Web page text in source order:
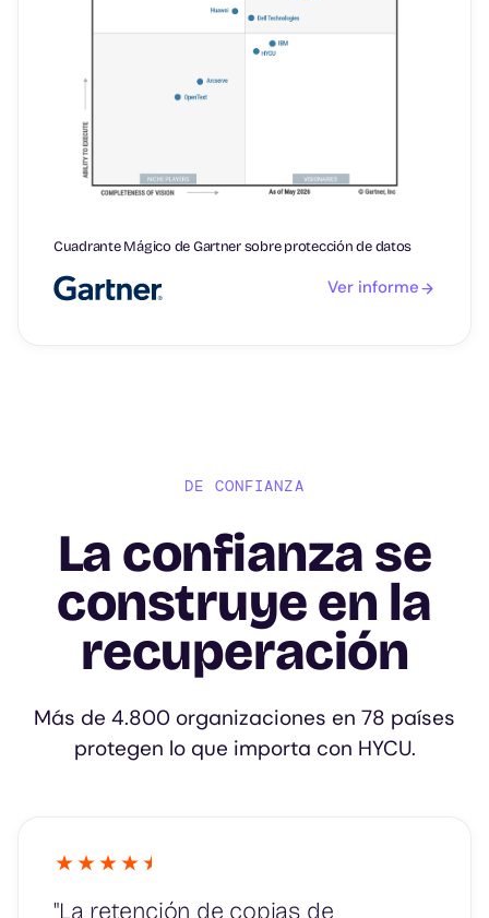
Cuadrante Mágico de Gartner sobre protección de datos
Ver informe
DE CONFIANZA
La confianza se
construye en la
recuperación
Más de 4.800 organizaciones en 78 países
protegen lo que importa con HYCU.
"La retención de copias de